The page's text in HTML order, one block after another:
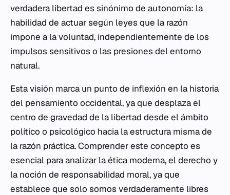
verdadera libertad es sinónimo de autonomía: la
habilidad de actuar según leyes que la razón
impone a la voluntad, independientemente de los
impulsos sensitivos o las presiones del entorno
natural.
Esta visión marca un punto de inflexión en la historia
del pensamiento occidental, ya que desplaza el
centro de gravedad de la libertad desde el ámbito
político o psicológico hacia la estructura misma de
la razón práctica. Comprender este concepto es
esencial para analizar laética moderna, el derecho y
la noción de responsabilidad moral, ya que
establece que solo somos verdaderamente libres